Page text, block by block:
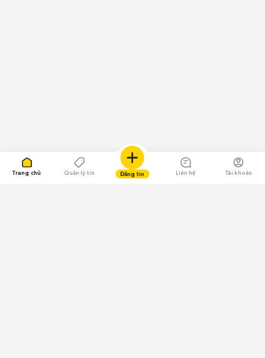
Trang chủ Quản lý tin Đăng tin Liên hệ Tài khoản